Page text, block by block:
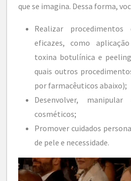
que se imagina. Dessa forma,
Realizar
eficazes, como
toxina botulínica e
quais outros
por farmacêuticos abaixo);
Desenvolver,
cosméticos;
Promover cuidados
de pele e necessidade.